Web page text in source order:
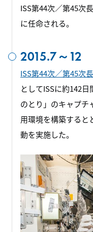
ISS第44次／第45次
に任命される。
2015.7～12
ISS第44次／第45次
としてISSに約142
のとり」のキャプチ
用環境を構築すると
動を実施した。